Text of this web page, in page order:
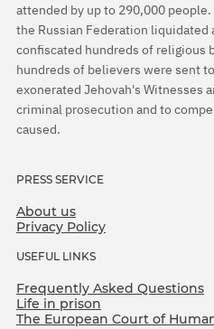
attended by up to 290,000
the Russian Federation liquidated
confiscated hundreds of religious
hundreds of believers were sent
exonerated Jehovah's Witnesses
criminal prosecution and to
caused.
PRESS SERVICE
About us
Privacy Policy
USEFUL LINKS
Frequently Asked Questions
Life in prison
The European Court of